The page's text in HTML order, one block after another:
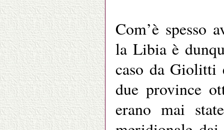
Com’è spesso
la Libia è
caso da Giolitti
due province
erano mai